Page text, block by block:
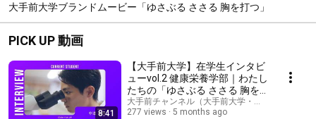
大手前大学ブランドムービー「ゆさぶる ささる 胸を打つ」
PICK UP 動画
8:41
【大手前大学】在学生インタビ
ューvol.2 健康栄養学部｜わたし
たちの「ゆさぶる ささる 胸を
打つ。」
大手前チャンネル（大手前大学・大手前短期大学
277 views
5 months ago